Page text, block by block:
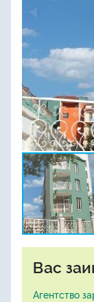
Вас
Агентство